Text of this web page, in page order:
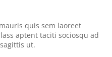
quis sem laoreet
aptent taciti sociosqu ad
ut.